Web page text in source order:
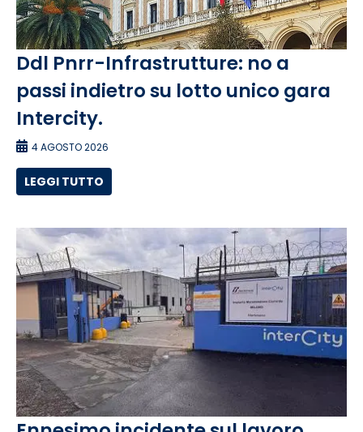
Ddl Pnrr-Infrastrutture: no a
passi indietro su lotto unico gara
Intercity.
4 AGOSTO 2026
LEGGI TUTTO